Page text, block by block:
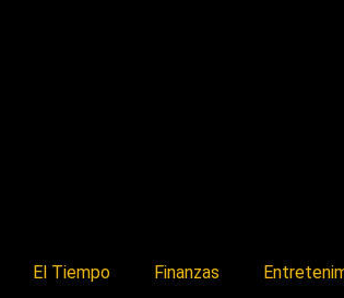
El Tiempo Finanzas